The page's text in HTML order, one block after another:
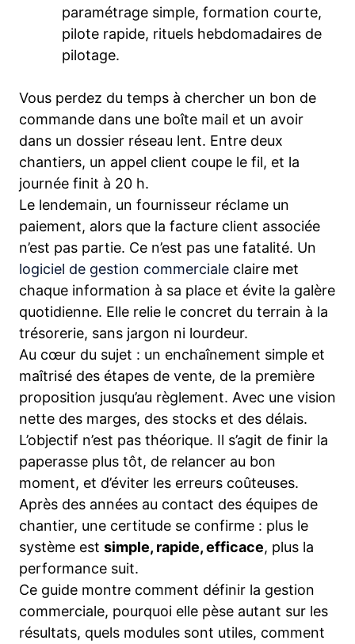
paramétrage simple, formation courte,
pilote rapide, rituels hebdomadaires de
pilotage.
Vous perdez du temps à chercher un bon de
commande dans une boîte mail et un avoir
dans un dossier réseau lent. Entre deux
chantiers, un appel client coupe le fil, et la
journée finit à 20 h.
Le lendemain, un fournisseur réclame un
paiement, alors que la facture client associée
n’est pas partie. Ce n’est pas une fatalité. Un
logiciel de gestion commerciale claire met
chaque information à sa place et évite la galère
quotidienne. Elle relie le concret du terrain à la
trésorerie, sans jargon ni lourdeur.
Au cœur du sujet : un enchaînement simple et
maîtrisé des étapes de vente, de la première
proposition jusqu’au règlement. Avec une vision
nette des marges, des stocks et des délais.
L’objectif n’est pas théorique. Il s’agit de finir la
paperasse plus tôt, de relancer au bon
moment, et d’éviter les erreurs coûteuses.
Après des années au contact des équipes de
chantier, une certitude se confirme : plus le
système est simple, rapide, efficace, plus la
performance suit.
Ce guide montre comment définir la gestion
commerciale, pourquoi elle pèse autant sur les
résultats, quels modules sont utiles, comment